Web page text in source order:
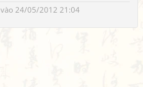
vào 24/05/2012 21:04